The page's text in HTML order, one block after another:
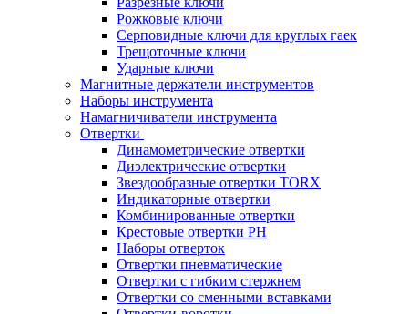
Рожковые ключи
Серповидные ключи для круглых гаек
Трещоточные ключи
Ударные ключи
Магнитные держатели инструментов
Наборы инструмента
Намагничиватели инструмента
Отвертки
Динамометрические отвертки
Диэлектрические отвертки
Звездообразные отвертки TORX
Индикаторные отвертки
Комбинированные отвертки
Крестовые отвертки PH
Наборы отверток
Отвертки пневматические
Отвертки с гибким стержнем
Отвертки со сменными вставками